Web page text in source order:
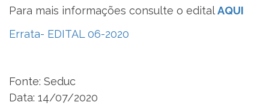
Para mais informações consulte o editalAQUI
Errata- EDITAL 06-2020
Fonte: Seduc
Data: 14/07/2020